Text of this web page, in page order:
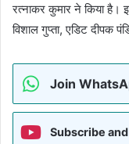
रत्नाकर कुमार ने किया है।
विशाल गुप्ता, एडिट दीपक
Join
Subscribe